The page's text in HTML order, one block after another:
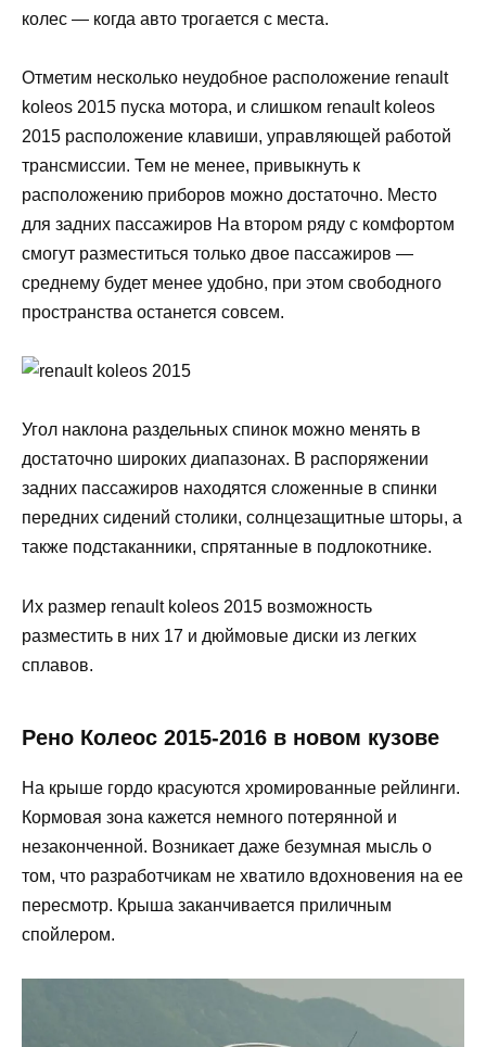
колес — когда авто трогается с места.
Отметим несколько неудобное расположение renault
koleos 2015 пуска мотора, и слишком renault koleos
2015 расположение клавиши, управляющей работой
трансмиссии. Тем не менее, привыкнуть к
расположению приборов можно достаточно. Место
для задних пассажиров На втором ряду с комфортом
смогут разместиться только двое пассажиров —
среднему будет менее удобно, при этом свободного
пространства останется совсем.
Угол наклона раздельных спинок можно менять в
достаточно широких диапазонах. В распоряжении
задних пассажиров находятся сложенные в спинки
передних сидений столики, солнцезащитные шторы, а
также подстаканники, спрятанные в подлокотнике.
Их размер renault koleos 2015 возможность
разместить в них 17 и дюймовые диски из легких
сплавов.
Рено Колеос 2015-2016 в новом кузове
На крыше гордо красуются хромированные рейлинги.
Кормовая зона кажется немного потерянной и
незаконченной. Возникает даже безумная мысль о
том, что разработчикам не хватило вдохновения на ее
пересмотр. Крыша заканчивается приличным
спойлером.